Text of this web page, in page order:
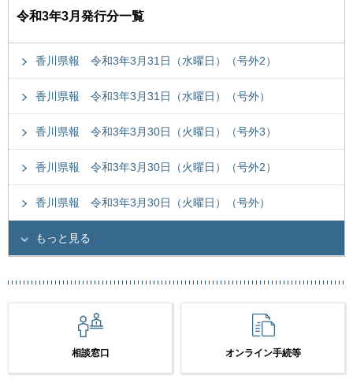
令和3年3月発行分一覧
香川県報 令和3年3月31日（水曜日）（号外2）
香川県報 令和3年3月31日（水曜日）（号外）
香川県報 令和3年3月30日（火曜日）（号外3）
香川県報 令和3年3月30日（火曜日）（号外2）
香川県報 令和3年3月30日（火曜日）（号外）
もっと見る
相談窓口 オンライン手続等